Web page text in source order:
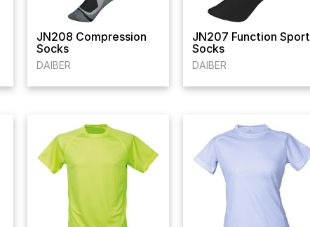
JN208 Compression
Socks
DAIBER
JN207 Function Sport
Socks
DAIBER